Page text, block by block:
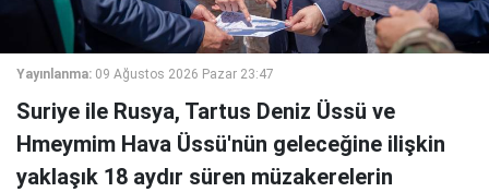
Yayınlanma: 09 Ağustos 2026 Pazar 23:47
Suriye ile Rusya, Tartus Deniz Üssü ve
Hmeymim Hava Üssü'nün geleceğine ilişkin
yaklaşık 18 aydır süren müzakerelerin